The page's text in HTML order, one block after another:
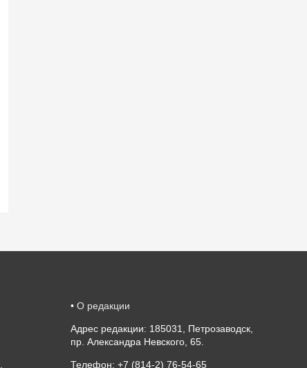
.
• О редакции
Адрес редакции: 185031, Петрозаводск,
пр. Александра Невского, 65.
Телефон: +7 (814-2) 76-54-65